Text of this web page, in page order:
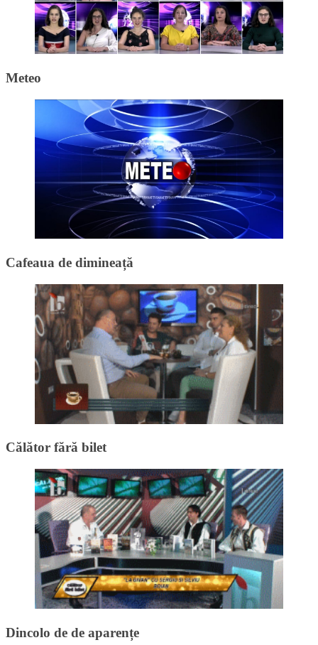
Meteo
Cafeaua de dimineață
Călător fără bilet
Dincolo de de aparențe